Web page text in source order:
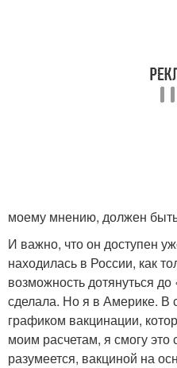
моему мнению, должен
И важно, что он доступен
находилась в России, как
возможность дотянуться
сделала. Но я в Америке. В
графиком вакцинации,
моим расчетам, я смогу это
разумеется, вакциной на